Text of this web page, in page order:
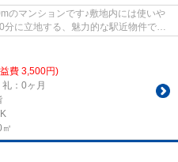
のマンションです♪敷地内には使いや
に立地する、魅力的な駅近物件です♪
費 3,500円)
：0ヶ月